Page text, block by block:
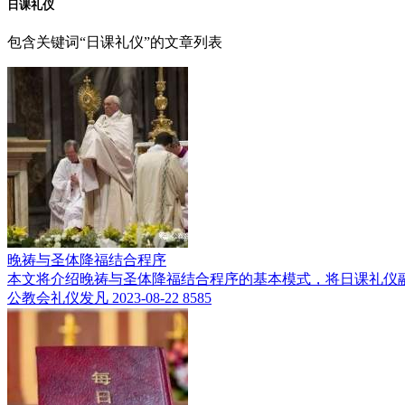
日课礼仪
包含关键词“日课礼仪”的文章列表
晚祷与圣体降福结合程序
本文将介绍晚祷与圣体降福结合程序的基本模式，将日课礼仪
公教会礼仪发凡 2023-08-22 8585